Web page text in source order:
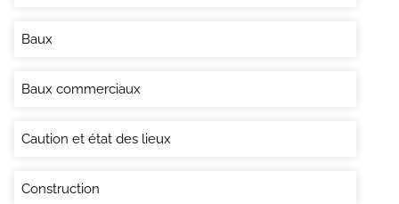
Baux
Baux commerciaux
Caution et état des lieux
Construction